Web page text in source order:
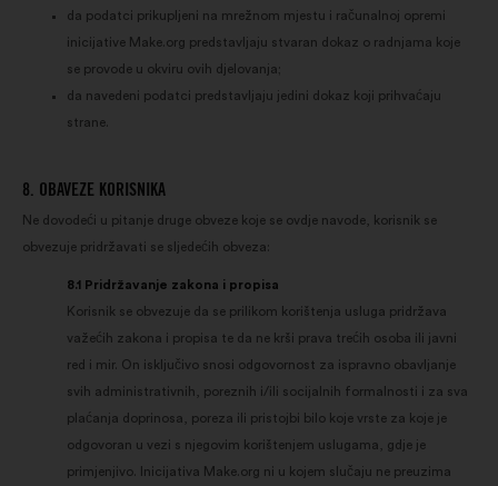
da podatci prikupljeni na mrežnom mjestu i računalnoj opremi
inicijative Make.org predstavljaju stvaran dokaz o radnjama koje
se provode u okviru ovih djelovanja;
da navedeni podatci predstavljaju jedini dokaz koji prihvaćaju
strane.
8. OBAVEZE KORISNIKA
Ne dovodeći u pitanje druge obveze koje se ovdje navode, korisnik se
obvezuje pridržavati se sljedećih obveza:
8.1 Pridržavanje zakona i propisa
Korisnik se obvezuje da se prilikom korištenja usluga pridržava
važećih zakona i propisa te da ne krši prava trećih osoba ili javni
red i mir. On isključivo snosi odgovornost za ispravno obavljanje
svih administrativnih, poreznih i/ili socijalnih formalnosti i za sva
plaćanja doprinosa, poreza ili pristojbi bilo koje vrste za koje je
odgovoran u vezi s njegovim korištenjem uslugama, gdje je
primjenjivo. Inicijativa Make.org ni u kojem slučaju ne preuzima